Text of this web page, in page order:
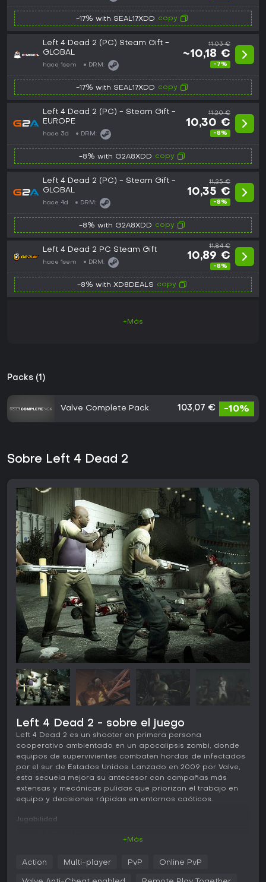
-17% with SEAL17XDD copy
Left 4 Dead 2 (PC) Steam Gift -
GLOBAL
hace 1sem DRM:
11,03 €
~10,18 €
-7%
-17% with SEAL17XDD copy
Left 4 Dead 2 (PC) - Steam Gift -
EUROPE
hace 3d DRM:
11,20 €
10,30 €
-8%
-8% with G2A8XDD copy
Left 4 Dead 2 (PC) - Steam Gift -
GLOBAL
hace 4d DRM:
11,25 €
10,35 €
-8%
-8% with G2A8XDD copy
Left 4 Dead 2 PC Steam Gift
hace 1sem DRM:
11,84 €
10,89 €
-8%
-8% with XD8DEALS copy
+Más
Packs (1)
Valve Complete Pack 103,07 € -10%
Sobre Left 4 Dead 2
Left 4 Dead 2 - sobre el juego
Left 4 Dead 2 es un shooter en primera persona
cooperativo ambientado en un apocalipsis zombi, donde
equipos de supervivientes combaten hordas de infectados
por el sur de Estados Unidos. Lanzado en 2009 por Valve,
esta secuela mejora su antecesor con campañas más
extensas y mecánicas pulidas que priorizan el trabajo en
equipo y decisiones rápidas en entornos caóticos.
Jugabilidad
supervivientes con personalidades y diálogos únicos que
dan sabor a la acción. El juego ofrece un arsenal mixto de
+Más
Action Multi-player PvP Online PvP